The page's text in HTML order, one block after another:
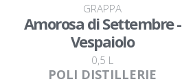
GRAPPA
Amorosa di Settembre -
Vespaiolo
0,5 L
POLI DISTILLERIE